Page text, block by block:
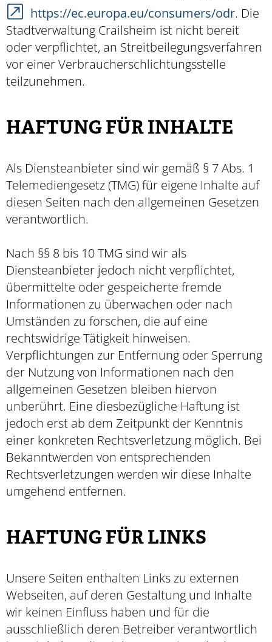
https://ec.europa.eu/consumers/odr. Die
Stadtverwaltung Crailsheim ist nicht bereit
oder verpflichtet, an Streitbeilegungsverfahren
vor einer Verbraucherschlichtungsstelle
teilzunehmen.
HAFTUNG FÜR INHALTE
Als Diensteanbieter sind wir gemäß § 7 Abs. 1
Telemediengesetz (TMG) für eigene Inhalte auf
diesen Seiten nach den allgemeinen Gesetzen
verantwortlich.
Nach §§ 8 bis 10 TMG sind wir als
Diensteanbieter jedoch nicht verpflichtet,
übermittelte oder gespeicherte fremde
Informationen zu überwachen oder nach
Umständen zu forschen, die auf eine
rechtswidrige Tätigkeit hinweisen.
Verpflichtungen zur Entfernung oder Sperrung
der Nutzung von Informationen nach den
allgemeinen Gesetzen bleiben hiervon
unberührt. Eine diesbezügliche Haftung ist
jedoch erst ab dem Zeitpunkt der Kenntnis
einer konkreten Rechtsverletzung möglich. Bei
Bekanntwerden von entsprechenden
Rechtsverletzungen werden wir diese Inhalte
umgehend entfernen.
HAFTUNG FÜR LINKS
Unsere Seiten enthalten Links zu externen
Webseiten, auf deren Gestaltung und Inhalte
wir keinen Einfluss haben und für die
ausschließlich deren Betreiber verantwortlich